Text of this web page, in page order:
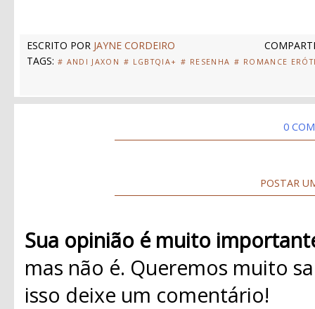
ESCRITO POR JAYNE CORDEIRO
TAGS: # ANDI JAXON # LGBTQIA+ # RESENHA # ROMANCE
0
POSTAR
Sua opinião é muito
mas não é. Queremos muito
isso deixe um comentário!